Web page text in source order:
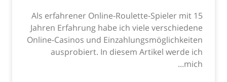
Als erfahrener Online-Roulette-Spieler mit 15
Jahren Erfahrung habe ich viele verschiedene
Online-Casinos und Einzahlungsmöglichkeiten
ausprobiert. In diesem Artikel werde ich
mich...